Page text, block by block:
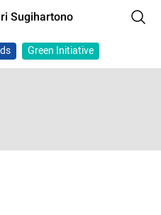
Sugihartono
Green Initiative